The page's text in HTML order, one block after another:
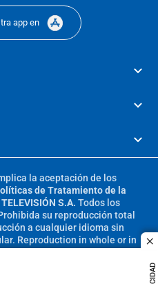
app en
la aceptación de los
de Tratamiento de la
S.A. Todos los
su reproducción total
a cualquier idioma sin
Reproduction in whole or in
permission is prohibited.